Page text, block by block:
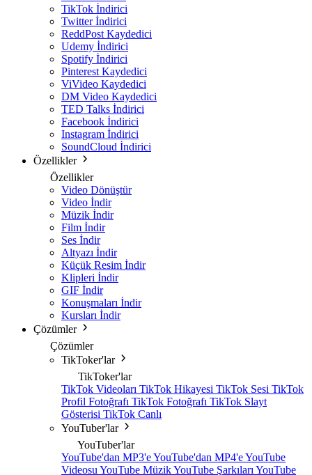
TikTok İndirici
Twitter İndirici
ReddPost Kaydedici
Udemy İndirici
Spotify İndirici
Pinterest Kaydedici
ViVideo Kaydedici
DM Video Kaydedici
TED Talks İndirici
Facebook İndirici
Instagram İndirici
SoundCloud İndirici
Özellikler
Özellikler
Video Dönüştür
Video İndir
Müzik İndir
Film İndir
Ses İndir
Altyazı İndir
Küçük Resim İndir
Klipleri İndir
GIF İndir
Konuşmaları İndir
Kursları İndir
Çözümler
Çözümler
TikToker'lar
TikToker'lar
TikTok Videoları TikTok Hikayesi TikTok Sesi TikTok
Profil Fotoğrafı TikTok Fotoğrafı TikTok Slayt
Gösterisi TikTok Canlı
YouTuber'lar
YouTuber'lar
YouTube'dan MP3'eYouTube'dan MP4'eYouTube
Videosu YouTube MüzikYouTube Şarkıları YouTube